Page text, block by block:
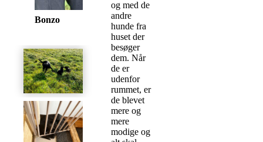
Bonzo
og med de
andre
hunde fra
huset der
besøger
dem. Når
de er
udenfor
rummet, er
de blevet
mere og
mere
modige og